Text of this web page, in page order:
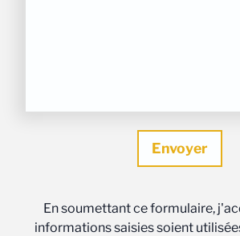
En soumettant ce formulaire,
informations saisies soient